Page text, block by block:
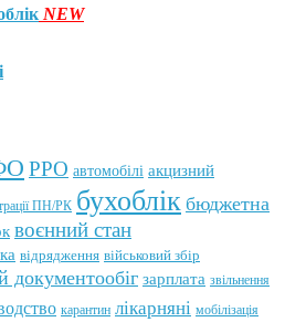
NEW
РРО автомобілі акцизний
ПН/РК бухоблік бюджетна
воєнний стан
відрядження військовий збір
документообіг зарплата звільнення
карантин лікарняні мобілізація